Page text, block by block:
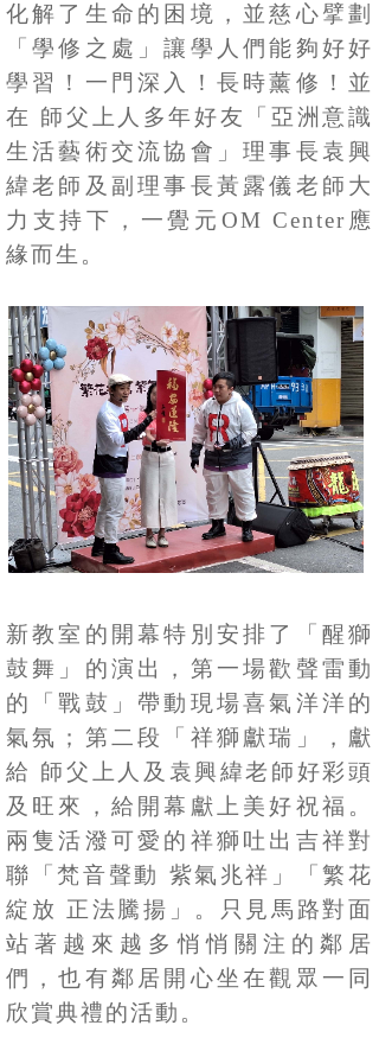
化解了生命的困境，並慈心擘劃
「學修之處」讓學人們能夠好好
學習！一門深入！長時薰修！並
在 師父上人多年好友「亞洲意識
生活藝術交流協會」理事長袁興
緯老師及副理事長黃露儀老師大
力支持下，一覺元OM Center應
緣而生。
新教室的開幕特別安排了「醒獅
鼓舞」的演出，第一場歡聲雷動
的「戰鼓」帶動現場喜氣洋洋的
氣氛；第二段「祥獅獻瑞」，獻
給 師父上人及袁興緯老師好彩頭
及旺來，給開幕獻上美好祝福。
兩隻活潑可愛的祥獅吐出吉祥對
聯「梵音聲動 紫氣兆祥」「繁花
綻放 正法騰揚」。只見馬路對面
站著越來越多悄悄關注的鄰居
們，也有鄰居開心坐在觀眾一同
欣賞典禮的活動。